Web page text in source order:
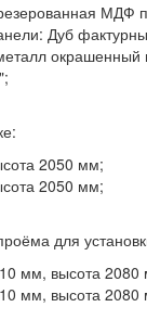
МДФ
Дуб
окрашенный
2050 мм;
2050 мм;
для
мм, высота
мм, высота